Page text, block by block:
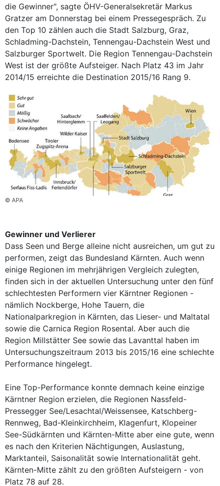
die Gewinner", sagte ÖHV-Generalsekretär Markus
Gratzer am Donnerstag bei einem Pressegespräch. Zu
den Top 10 zählen auch die Stadt Salzburg, Graz,
Schladming-Dachstein, Tennengau-Dachstein West und
Salzburger Sportwelt. Die Region Tennengau-Dachstein
West ist der größte Aufsteiger. Nach Platz 43 im Jahr
2014/15 erreichte die Destination 2015/16 Rang 9.
© APA
Gewinner und Verlierer
Dass Seen und Berge alleine nicht ausreichen, um gut zu
performen, zeigt das Bundesland Kärnten. Auch wenn
einige Regionen im mehrjährigen Vergleich zulegten,
finden sich in der aktuellen Untersuchung unter den fünf
schlechtesten Performern vier Kärntner Regionen -
nämlich Nockberge, Hohe Tauern, die
Nationalparkregion in Kärnten, das Lieser- und Maltatal
sowie die Carnica Region Rosental. Aber auch die
Region Millstätter See sowie das Lavanttal haben im
Untersuchungszeitraum 2013 bis 2015/16 eine schlechte
Performance hingelegt.
Eine Top-Performance konnte demnach keine einzige
Kärntner Region erzielen, die Regionen Nassfeld-
Pressegger See/Lesachtal/Weissensee, Katschberg-
Rennweg, Bad-Kleinkirchheim, Klagenfurt, Klopeiner
See-Südkärnten und Kärnten-Mitte aber eine gute, wenn
es nach den Kriterien Nächtigungen, Auslastung,
Marktanteil, Saisonalität sowie Internationalität geht.
Kärnten-Mitte zählt zu den größten Aufsteigern - von
Platz 78 auf 28.